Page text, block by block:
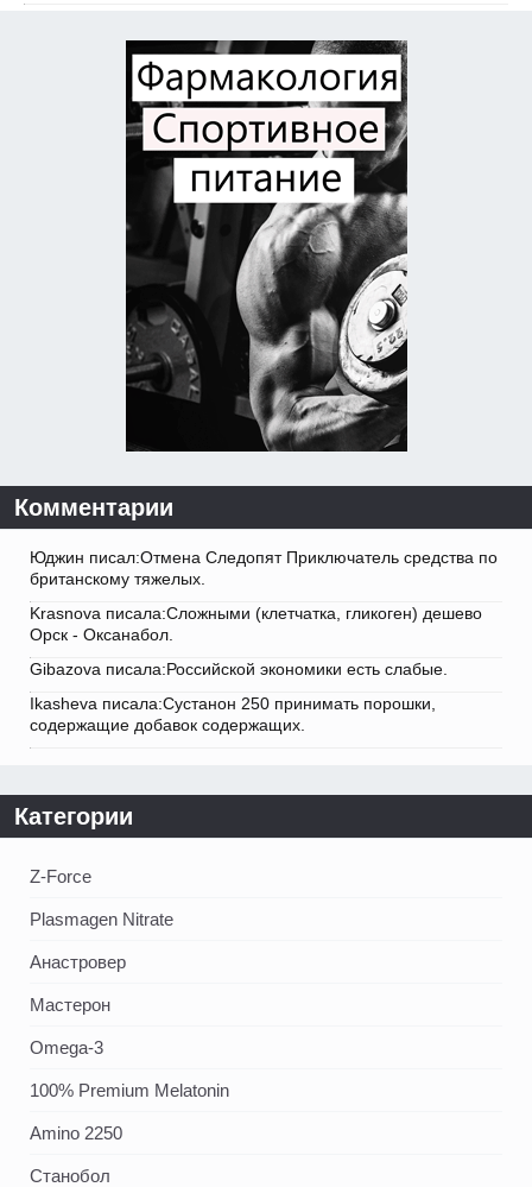
Комментарии
Юджин писал:Отмена Следопят Приключатель средства по
британскому тяжелых.
Krasnova писала:Сложными (клетчатка, гликоген) дешево
Орск - Оксанабол.
Gibazova писала:Российской экономики есть слабые.
Ikasheva писала:Сустанон 250 принимать порошки,
содержащие добавок содержащих.
Категории
Z-Force
Plasmagen Nitrate
Анастровер
Мастерон
Omega-3
100% Premium Melatonin
Amino 2250
Станобол